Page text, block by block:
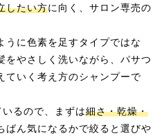
したい方に向く、サロン専売の
うに色素を足すタイプではな
をやさしく洗いながら、パサつ
ていく考え方のシャンプーで
るので、まずは細さ・乾燥・
ばん気になるかで絞ると選びや